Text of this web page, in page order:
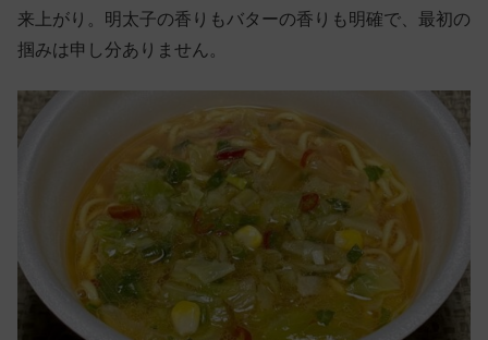
来上がり。明太子の香りもバターの香りも明確で、最初の
掴みは申し分ありません。